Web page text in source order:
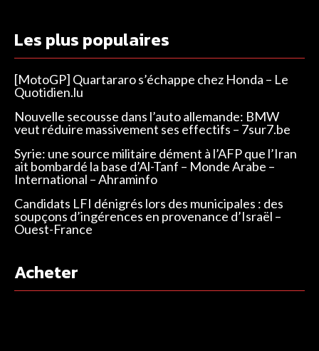
Les plus populaires
[MotoGP] Quartararo s’échappe chez Honda – Le
Quotidien.lu
Nouvelle secousse dans l’auto allemande: BMW
veut réduire massivement ses effectifs – 7sur7.be
Syrie: une source militaire dément à l’AFP que l’Iran
ait bombardé la base d’Al-Tanf – Monde Arabe –
International – Ahraminfo
Candidats LFI dénigrés lors des municipales : des
soupçons d’ingérences en provenance d’Israël –
Ouest-France
Acheter